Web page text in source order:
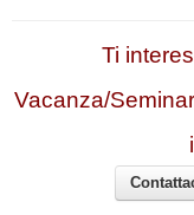
Ti
Vacanza/